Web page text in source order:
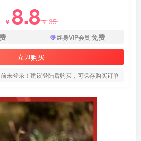
￥ 8.8￥35
终身VIP会员 免费
立即购买
未登录！建议登陆后购买，可保存购买订单